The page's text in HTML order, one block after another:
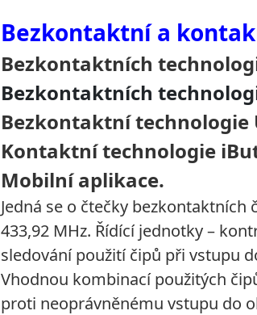
Bezkontaktní a
Bezkontaktních
Bezkontaktních
Bezkontaktní technologie
Kontaktní technologie
Mobilní aplikace.
Jedná se o čtečky bezkontaktních
433,92 MHz. Řídící jednotky –
sledování použití čipů při vstupu
Vhodnou kombinací použitých
proti neoprávněnému vstupu do